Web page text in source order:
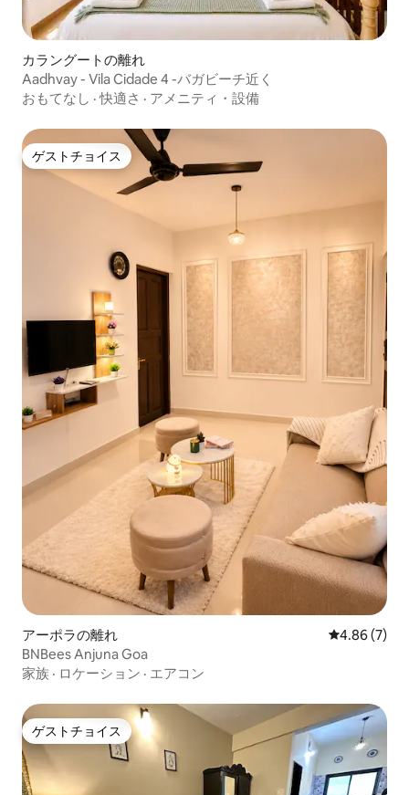
カラングートの離れ
Aadhvay - Vila Cidade 4 -バガビーチ近く
おもてなし ·快適さ · アメニティ・設備
ゲストチョイス
ゲストチョイス
アーポラの離れ レビュー7
4.86 (7)
BNBees Anjuna Goa
家族 · ロケーション · エアコン
ゲストチョイス
ゲストチョイス